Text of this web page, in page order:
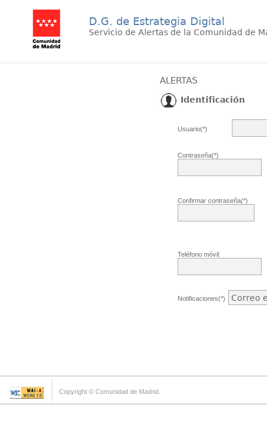
D.G. de Estrategia Digital
Servicio de Alertas de la Comunidad de
ALERTAS
Identificación
Usuario(*)
Contraseña(*)
Confirmar contraseña(*)
Teléfono móvil:
Notificaciones(*)
Copyright © Comunidad de Madrid.